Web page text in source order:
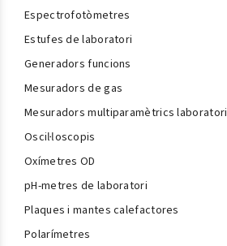
Espectrofotòmetres
Estufes de laboratori
Generadors funcions
Mesuradors de gas
Mesuradors multiparamètrics laboratori
Oscil·loscopis
Oxímetres OD
pH-metres de laboratori
Plaques i mantes calefactores
Polarímetres